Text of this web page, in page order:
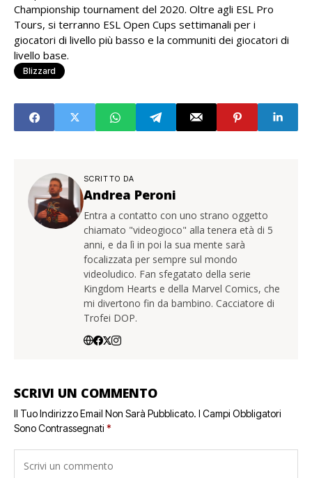
Championship tournament del 2020. Oltre agli ESL Pro
Tours, si terranno ESL Open Cups settimanali per i
giocatori di livello più basso e la communiti dei giocatori di
livello base.
Blizzard
SCRITTO DA
Andrea Peroni
Entra a contatto con uno strano oggetto
chiamato "videogioco" alla tenera età di 5
anni, e da lì in poi la sua mente sarà
focalizzata per sempre sul mondo
videoludico. Fan sfegatato della serie
Kingdom Hearts e della Marvel Comics, che
mi divertono fin da bambino. Cacciatore di
Trofei DOP.
SCRIVI UN COMMENTO
Il Tuo Indirizzo Email Non Sarà Pubblicato. I Campi Obbligatori
Sono Contrassegnati *